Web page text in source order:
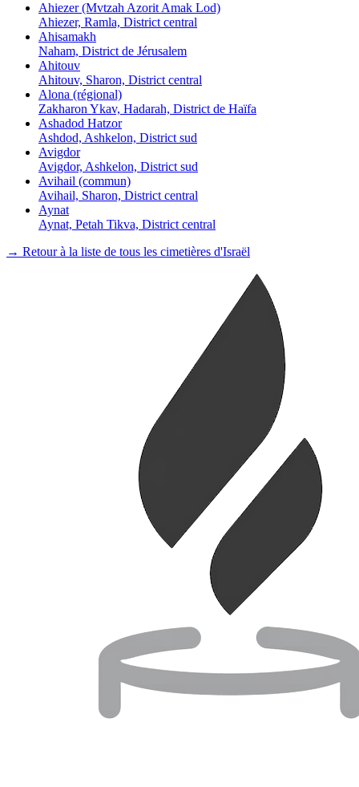
Ahiezer (Mvtzah Azorit Amak Lod)
Ahiezer, Ramla, District central
Ahisamakh
Naham, District de Jérusalem
Ahitouv
Ahitouv, Sharon, District central
Alona (régional)
Zakharon Ykav, Hadarah, District de Haïfa
Ashadod Hatzor
Ashdod, Ashkelon, District sud
Avigdor
Avigdor, Ashkelon, District sud
Avihail (commun)
Avihail, Sharon, District central
Aynat
Aynat, Petah Tikva, District central
→ Retour à la liste de tous les cimetières d'Israël